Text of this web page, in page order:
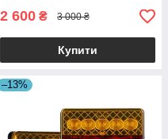
2 600 ₴ 3 000 ₴
Купити
–13%